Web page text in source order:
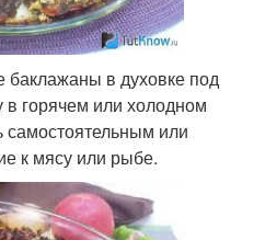
баклажаны в духовке под
в горячем или холодном
или
к мясу или рыбе.